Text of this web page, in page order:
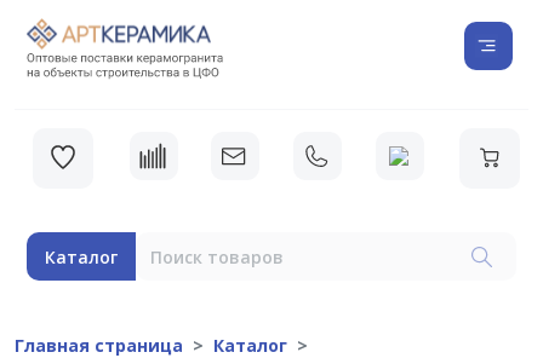
Каталог
Главная страница
Каталог